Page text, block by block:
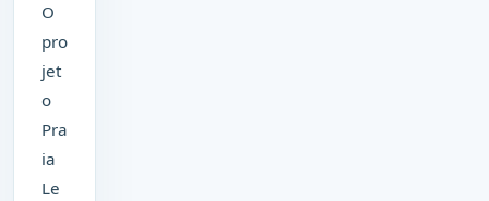
O
pro
jet
o
Pra
ia
Le